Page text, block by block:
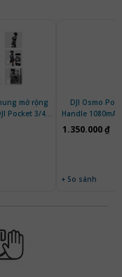
mở rộng
Pocket 3/4 -
hãng
DJI Osmo
Handle
1.350.000 ₫
+ So sánh